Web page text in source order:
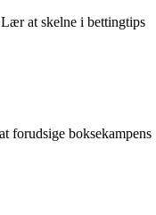
at skelne i bettingtips
forudsige boksekampens